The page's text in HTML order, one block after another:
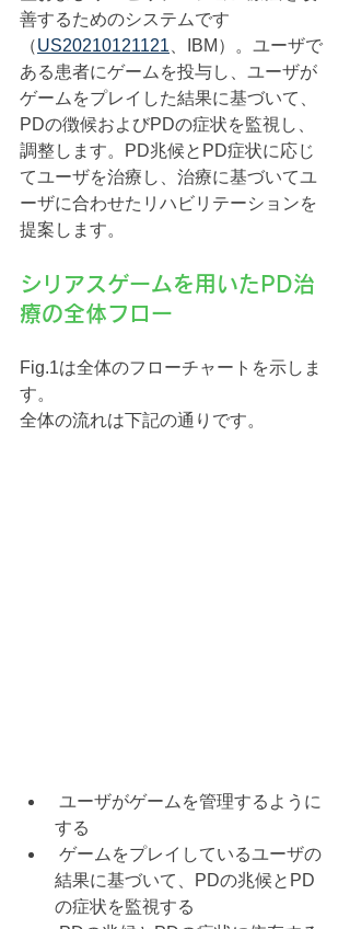
善するためのシステムです
（US20210121121 、IBM）。ユーザで
ある患者にゲームを投与し、ユーザが
ゲームをプレイした結果に基づいて、
PDの徴候およびPDの症状を監視し、
調整します。PD兆候とPD症状に応じ
てユーザを治療し、治療に基づいてユ
ーザに合わせたリハビリテーションを
提案します。
シリアスゲームを用いたPD治
療の全体フロー
Fig.1は全体のフローチャートを示しま
す。
全体の流れは下記の通りです。
する
結果に基づいて、PDの兆候とPD
の症状を監視する